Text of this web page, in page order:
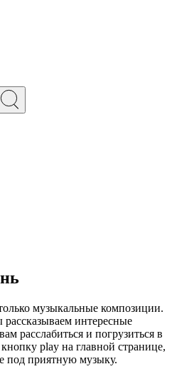
музыкальные композиции.
интересные
расслабиться и погрузиться в
play на главной странице,
под приятную музыку.